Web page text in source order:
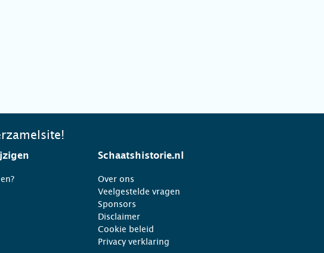
Schaatshistorie.nl
Over ons
Veelgestelde vragen
Sponsors
Disclaimer
Cookie beleid
Privacy verklaring